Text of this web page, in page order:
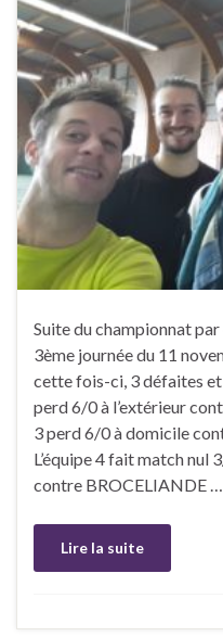
Suite du championnat
3ème journée du 11
cette fois-ci, 3 défaites et
perd 6/0 à l’extérieur
3 perd 6/0 à domicile
L’équipe 4 fait match nul
contre BROCELIANDE …
Lire la suite